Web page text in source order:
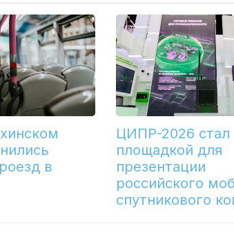
в
ЦИПР-2026 стал
площадкой для
презентации
российского
спутникового